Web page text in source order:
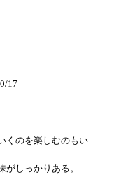
17
くのを楽しむのもい
しっかりある。